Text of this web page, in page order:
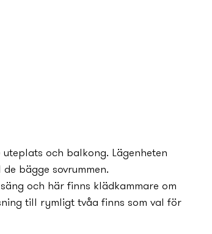
och balkong. Lägenheten
bägge sovrummen.
och här finns klädkammare om
till rymligt tvåa finns som val för